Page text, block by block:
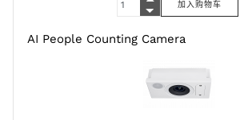
AI People Counting Camera